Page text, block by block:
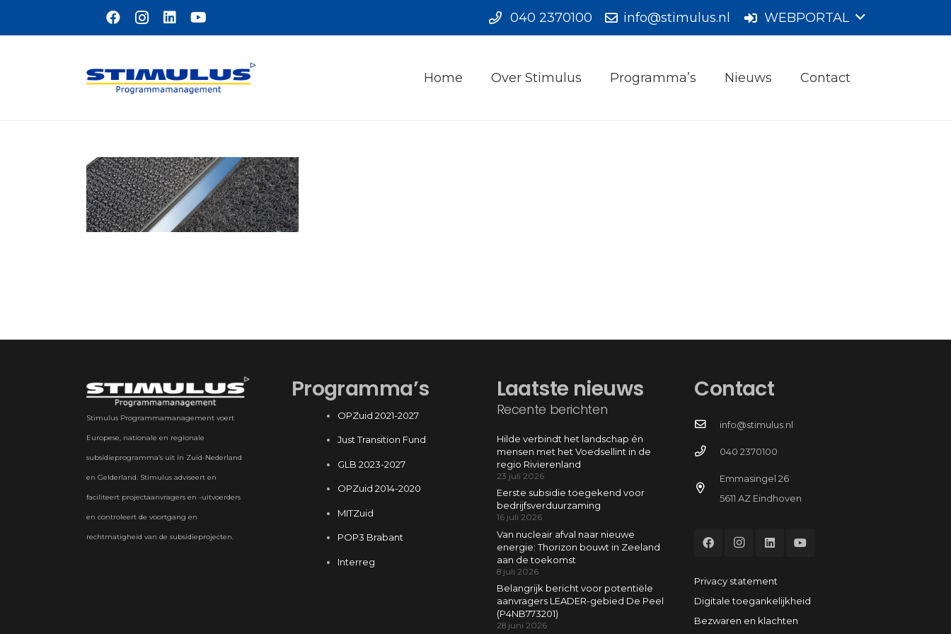
040 2370100 info@stimulus.nl WEBPORTAL
Home Over Stimulus Programma’s Nieuws Contact
Stimulus Programmamanagement voert
Europese, nationale en regionale
subsidieprogramma’s uit in Zuid-Nederland
en Gelderland. Stimulus adviseert en
faciliteert projectaanvragers en -uitvoerders
en controleert de voortgang en
rechtmatigheid van de subsidieprojecten.
Programma’s
OPZuid 2021-2027
Just Transition Fund
GLB 2023-2027
OPZuid 2014-2020
MITZuid
POP3 Brabant
Interreg
Laatste nieuws
Recente berichten
Hilde verbindt het landschap én
mensen met het Voedsellint in de
regio Rivierenland
23 juli 2026
Eerste subsidie toegekend voor
bedrijfsverduurzaming
16 juli 2026
Van nucleair afval naar nieuwe
energie: Thorizon bouwt in Zeeland
aan de toekomst
8 juli 2026
Belangrijk bericht voor potentiële
aanvragers LEADER-gebied De Peel
(P4NB773201)
28 juni 2026
Contact
info@stimulus.nl
040 2370100
Emmasingel 26
5611 AZ Eindhoven
Privacy statement
Digitale toegankelijkheid
Bezwaren en klachten